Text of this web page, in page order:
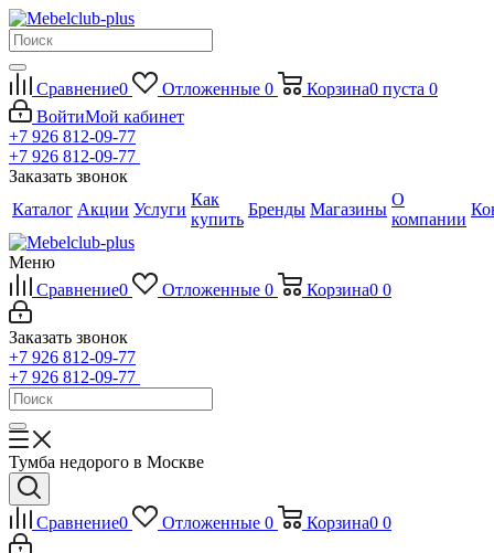
Сравнение0 Отложенные 0 Корзина0 пуста 0
ВойтиМой кабинет
+7 926 812-09-77
+7 926 812-09-77
Заказать звонок
Каталог Акции Услуги
Как
купить
Бренды Магазины
О
компании
Меню
Сравнение0 Отложенные 0 Корзина0 0
Заказать звонок
+7 926 812-09-77
+7 926 812-09-77
Тумба недорого в Москве
Сравнение0 Отложенные 0 Корзина0 0